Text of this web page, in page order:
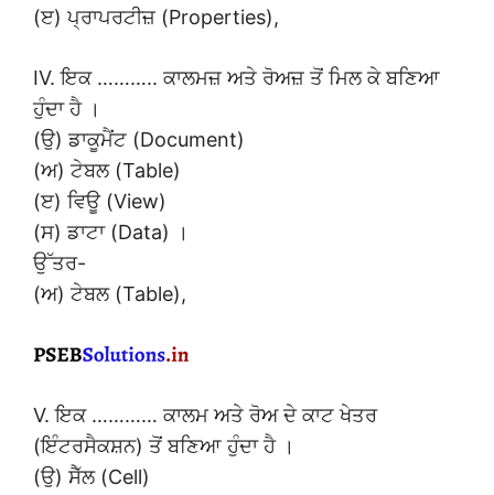
(ੲ) ਪ੍ਰਾਪਰਟੀਜ਼ (Properties),
IV. ਇਕ ……….. ਕਾਲਮਜ਼ ਅਤੇ ਰੋਅਜ਼ ਤੋਂ ਮਿਲ ਕੇ ਬਣਿਆ
ਹੁੰਦਾ ਹੈ ।
(ਉ) ਡਾਕੂਮੈਂਟ (Document)
(ਅ) ਟੇਬਲ (Table)
(ੲ) ਵਿਊ (View)
(ਸ) ਡਾਟਾ (Data) ।
ਉੱਤਰ-
(ਅ) ਟੇਬਲ (Table),
V. ਇਕ ………… ਕਾਲਮ ਅਤੇ ਰੋਅ ਦੇ ਕਾਟ ਖੇਤਰ
(ਇੰਟਰਸੈਕਸ਼ਨ) ਤੋਂ ਬਣਿਆ ਹੁੰਦਾ ਹੈ ।
(ਉ) ਸੈੱਲ (Cell)